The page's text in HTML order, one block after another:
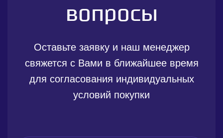
вопросы
Оставьте заявку и наш менеджер
свяжется с Вами в ближайшее время
для согласования индивидуальных
условий покупки